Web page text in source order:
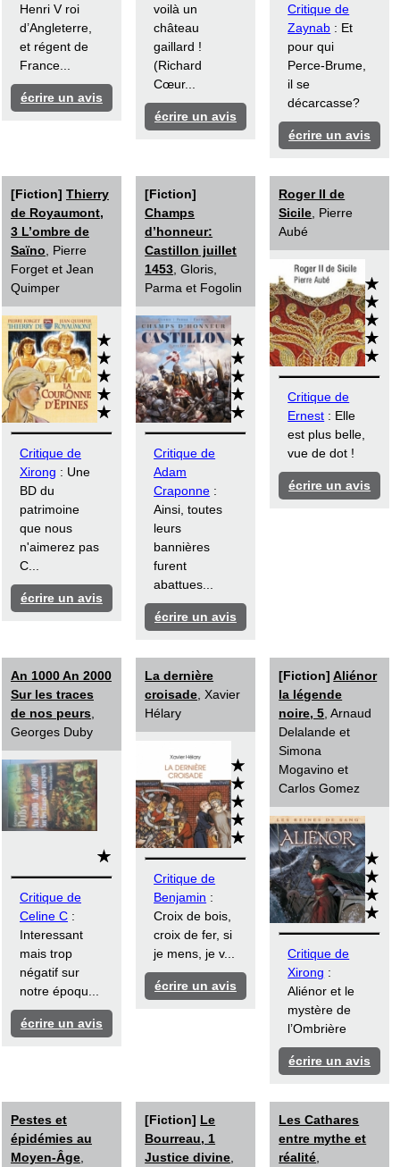
Henri V roi
d’Angleterre,
et régent de
France...
écrire un avis
voilà un
château
gaillard !
(Richard
Cœur...
écrire un avis
Critique de
Zaynab : Et
pour qui
Perce-Brume,
il se
décarcasse?
écrire un avis
[Fiction] Thierry
de Royaumont,
3 L’ombre de
Saïno , Pierre
Forget et Jean
Quimper
Critique de
Xirong : Une
BD du
patrimoine
que nous
n'aimerez pas
C...
écrire un avis
[Fiction]
Champs
d’honneur:
Castillon juillet
1453 , Gloris,
Parma et Fogolin
Critique de
Adam
Craponne :
Ainsi, toutes
leurs
bannières
furent
abattues...
écrire un avis
Roger II de
Sicile , Pierre
Aubé
Critique de
Ernest : Elle
est plus belle,
vue de dot !
écrire un avis
An 1000 An 2000
Sur les traces
de nos peurs
Georges Duby
Critique de
Celine C :
Interessant
mais trop
négatif sur
notre époqu...
écrire un avis
La dernière
croisade , Xavier
Hélary
Critique de
Benjamin :
Croix de bois,
croix de fer, si
je mens, je v...
écrire un avis
[Fiction]Aliénor
la légende
noire, 5 , Arnaud
Delalande et
Simona
Mogavino et
Carlos Gomez
Critique de
Xirong :
Aliénor et le
mystère de
l’Ombrière
écrire un avis
Pestes et
épidémies au
Moyen-Âge
[Fiction] Le
Bourreau, 1
Justice divine
Les Cathares
entre mythe et
réalité